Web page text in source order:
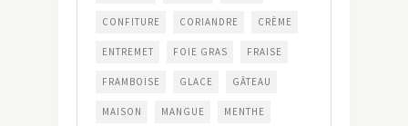
CONFITURE CORIANDRE CRÈME
ENTREMET FOIE GRAS FRAISE
FRAMBOISE GLACE GÂTEAU
MAISON MANGUE MENTHE